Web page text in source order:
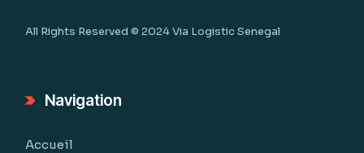
All Rights Reserved © 2024Via Logistic Senegal
Navigation
Accueil